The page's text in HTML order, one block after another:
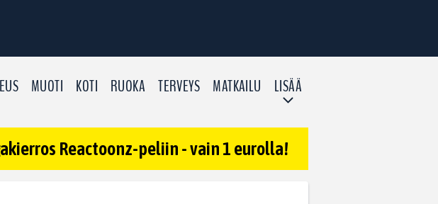
MUOTI KOTI RUOKA TERVEYS MATKAILU LISÄÄ
Reactoonz-peliin - vain 1 eurolla!